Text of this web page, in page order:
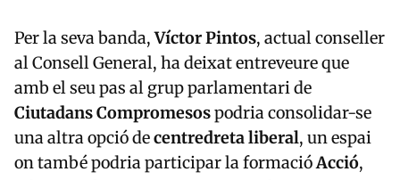
Per la seva banda,Víctor Pintos, actual conseller
al Consell General, ha deixat entreveure que
amb el seu pas al grup parlamentari de
Ciutadans Compromesospodria consolidar-se
una altra opció decentredreta liberal, un espai
on també podria participar la formacióAcció,